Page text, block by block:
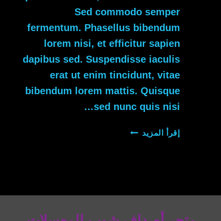
Sed commodo semper
fermentum. Phasellus bibendum
lorem nisi, et efficitur sapien
dapibus sed. Suspendisse iaculis
erat ut enim tincidunt, vitae
bibendum lorem mattis. Quisque
sed nunc quis nisi…
إقرأ المزيد HOW
RESTAURANTS